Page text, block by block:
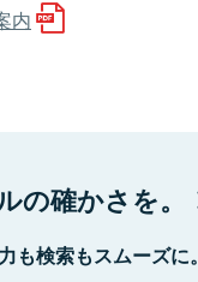
内
の確かさを。
も検索もスムーズに。